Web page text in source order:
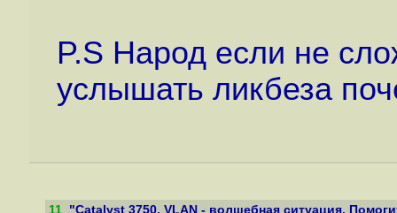
P.S Народ если не
услышать ликбеза
11. "Catalyst 3750, VLAN - волшебная ситуация.